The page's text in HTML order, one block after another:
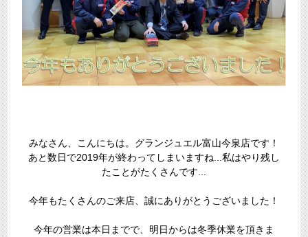
みなさん、こんにちは。グランジュエル富山今泉店です！
あと数日で2019年が終わってしまいますね...私はやり残し
たことがたくさんです...
今年もたくさんのご来店、誠にありがとうございました！
今年の営業は本日までで、明日からは冬季休業を頂きま